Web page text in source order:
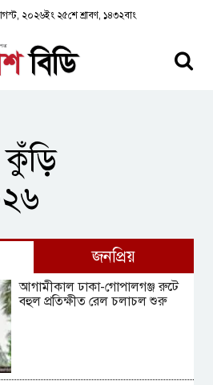
২০২৬ইং ২৫শে শ্রাবণ, ১৪৩২বাং
জনপ্রিয়
আগামীকাল ঢাকা-গোপালগঞ্জ রুটে
বহুল প্রতিক্ষীত রেল চলাচল শুরু